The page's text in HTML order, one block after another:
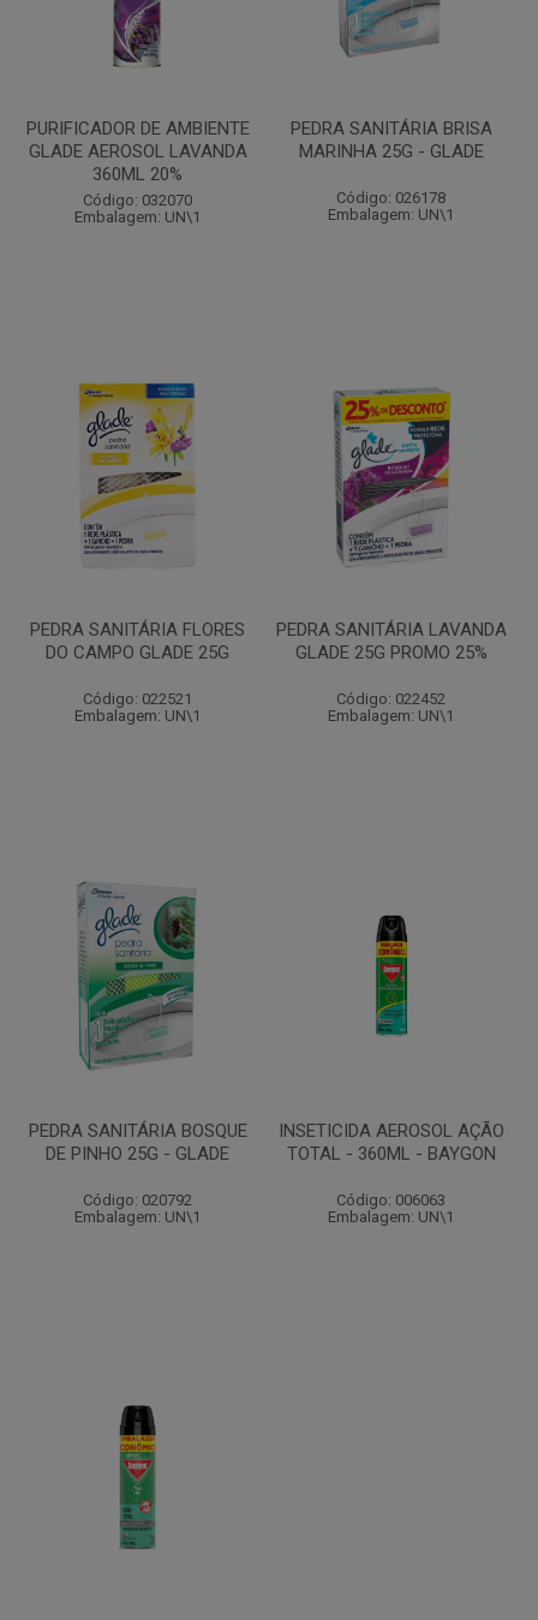
PURIFICADOR DE AMBIENTE
GLADE AEROSOL LAVANDA
360ML 20%
Código: 032070
Embalagem: UN\1
PEDRA SANITÁRIA BRISA
MARINHA 25G - GLADE
Código: 026178
Embalagem: UN\1
PEDRA SANITÁRIA FLORES
DO CAMPO GLADE 25G
Código: 022521
Embalagem: UN\1
PEDRA SANITÁRIA LAVANDA
GLADE 25G PROMO 25%
Código: 022452
Embalagem: UN\1
PEDRA SANITÁRIA BOSQUE
DE PINHO 25G - GLADE
Código: 020792
Embalagem: UN\1
INSETICIDA AEROSOL AÇÃO
TOTAL - 360ML - BAYGON
Código: 006063
Embalagem: UN\1